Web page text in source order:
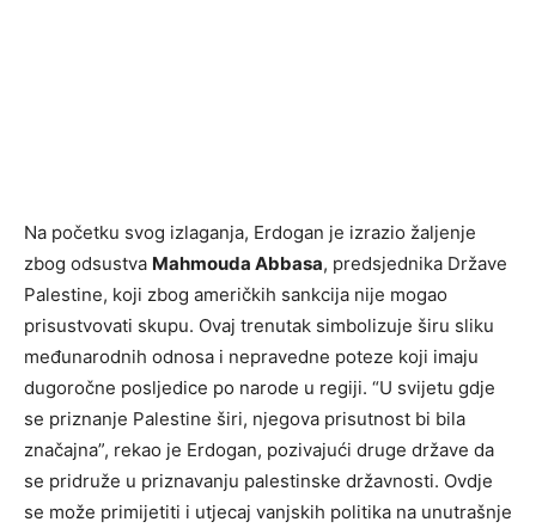
Na početku svog izlaganja, Erdogan je izrazio žaljenje
zbog odsustva Mahmouda Abbasa, predsjednika Države
Palestine, koji zbog američkih sankcija nije mogao
prisustvovati skupu. Ovaj trenutak simbolizuje širu sliku
međunarodnih odnosa i nepravedne poteze koji imaju
dugoročne posljedice po narode u regiji. “U svijetu gdje
se priznanje Palestine širi, njegova prisutnost bi bila
značajna”, rekao je Erdogan, pozivajući druge države da
se pridruže u priznavanju palestinske državnosti. Ovdje
se može primijetiti i utjecaj vanjskih politika na unutrašnje